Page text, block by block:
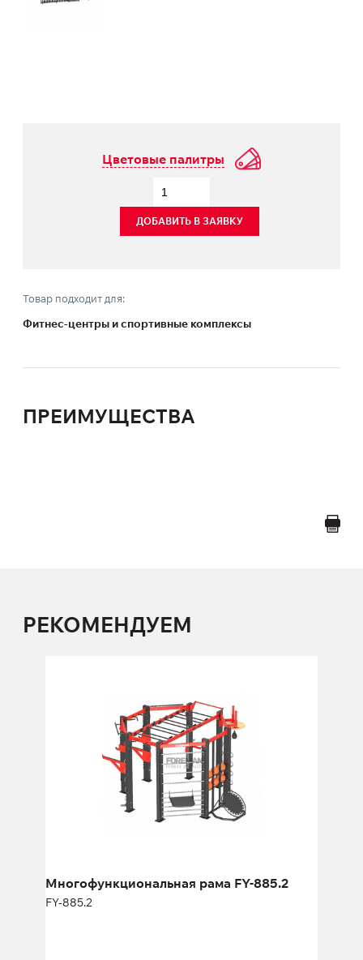
Цветовые палитры
ДОБАВИТЬ В ЗАЯВКУ
Товар подходит для:
Фитнес-центры и спортивные комплексы
ПРЕИМУЩЕСТВА
РЕКОМЕНДУЕМ
Многофункциональная рама FY-885.2
FY-885.2
336 см
280 см